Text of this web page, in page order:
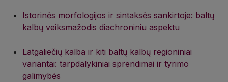
Istorinės morfologijos ir sintaksės sankirtoje: baltų
kalbų veiksmažodis diachroniniu aspektu
Latgaliečių kalba ir kiti baltų kalbų regioniniai
variantai: tarpdalykiniai sprendimai ir tyrimo
galimybės